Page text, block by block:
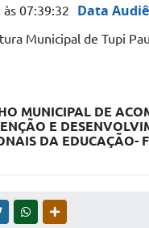
07:39:32 Data
Municipal de Tupi
MUNICIPAL DE
E
DA EDUCAÇÃO-
TWITTERWHATSAPP